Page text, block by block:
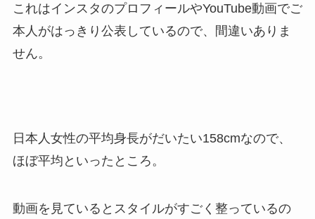
これはインスタのプロフィールやYouTube動画でご
本人がはっきり公表しているので、間違いありま
せん。
日本人女性の平均身長がだいたい158cmなので、
ほぼ平均といったところ。
動画を見ているとスタイルがすごく整っているの